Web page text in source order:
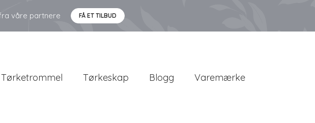
våre partnere FÅ ET TILBUD
Tørketrommel Tørkeskap Blogg Varemærke